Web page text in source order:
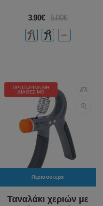
3.90€ 5.00€
ΠΡΟΣΩΡΙΝΆ ΜΗ
ΔΙΑΘΈΣΙΜΟ
Περισσότερα
Ταναλάκι χεριών με